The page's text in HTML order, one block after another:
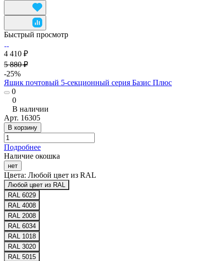
Быстрый просмотр
4 410 ₽
5 880 ₽
-25%
Ящик почтовый 5-секционный серия Базис Плюс
0
0
В наличии
Арт. 16305
В корзину
Подробнее
Наличие окошка
нет
Цвета: Любой цвет из RAL
Любой цвет из RAL
RAL 6029
RAL 4008
RAL 2008
RAL 6034
RAL 1018
RAL 3020
RAL 5015